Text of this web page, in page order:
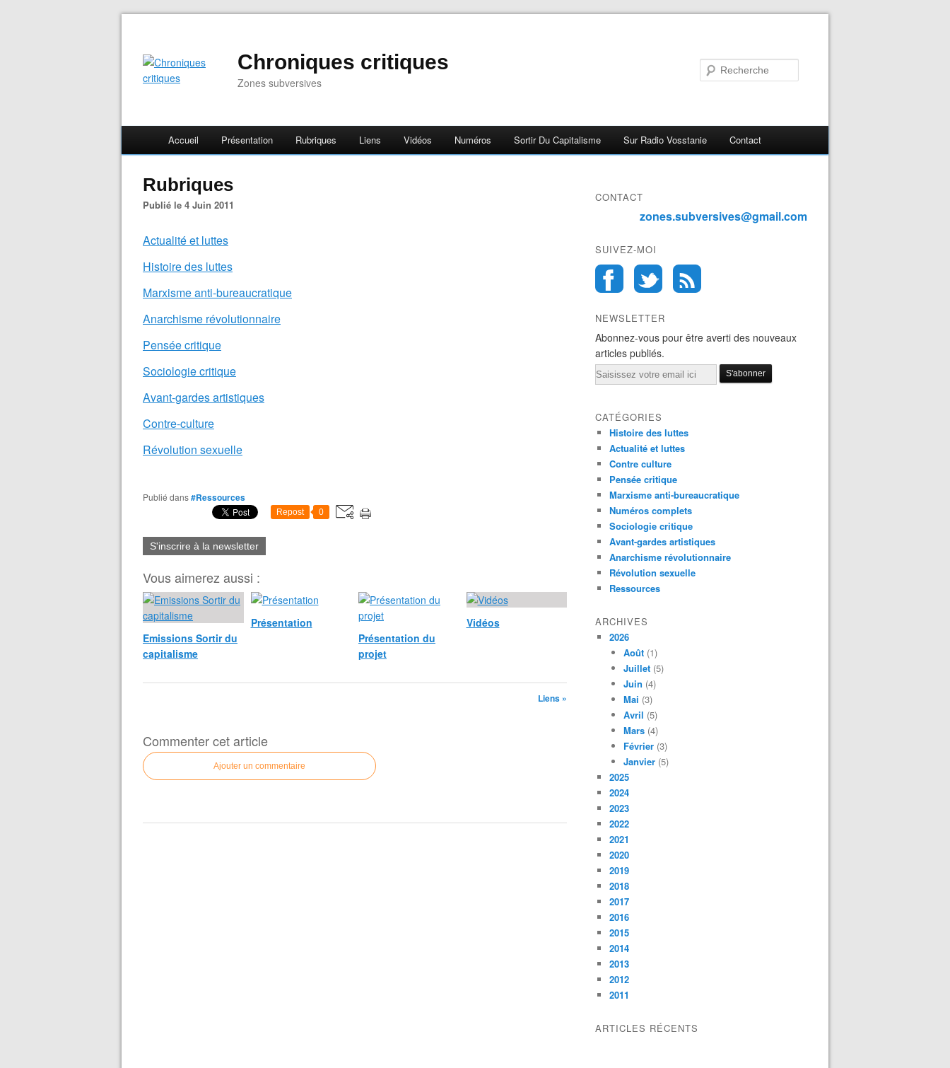
Chroniques critiques
Zones subversives
Accueil Présentation Rubriques Liens Vidéos Numéros Sortir Du Capitalisme Sur Radio Vosstanie Contact
Rubriques
Publié le 4 Juin 2011
Actualité et luttes
Histoire des luttes
Marxisme anti-bureaucratique
Anarchisme révolutionnaire
Pensée critique
Sociologie critique
Avant-gardes artistiques
Contre-culture
Révolution sexuelle
Publié dans#Ressources
Repost 0
S'inscrire à la newsletter
Vous aimerez aussi :
Emissions Sortir du
capitalisme
Présentation
Présentation du
projet
Vidéos
Liens »
Commenter cet article
Ajouter un commentaire
CONTACT
zones.subversives@gmail.com
SUIVEZ-MOI
NEWSLETTER
Abonnez-vous pour être averti des nouveaux
articles publiés.
Email
CATÉGORIES
Histoire des luttes
Actualité et luttes
Contre culture
Pensée critique
Marxisme anti-bureaucratique
Numéros complets
Sociologie critique
Avant-gardes artistiques
Anarchisme révolutionnaire
Révolution sexuelle
Ressources
ARCHIVES
2026
Août (1)
Juillet (5)
Juin (4)
Mai (3)
Avril (5)
Mars (4)
Février (3)
Janvier (5)
2025
2024
2023
2022
2021
2020
2019
2018
2017
2016
2015
2014
2013
2012
2011
ARTICLES RÉCENTS